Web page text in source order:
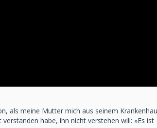
als meine Mutter mich aus seinem
habe, ihn nicht verstehen will: »Es ist